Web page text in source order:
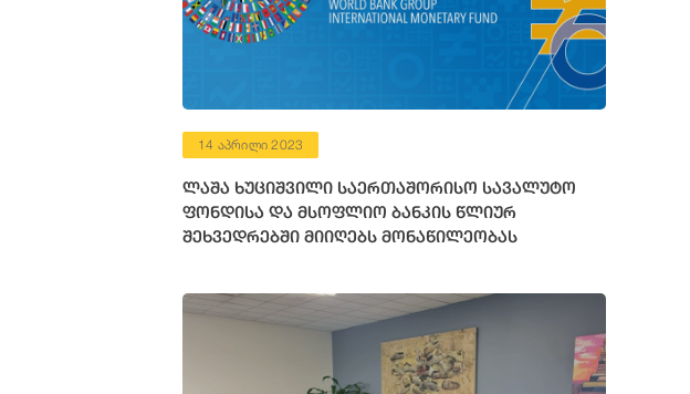
14 აპრილი 2023
ლაშა ხუციშვილი საერთაშორისო სავალუტო
ფონდისა და მსოფლიო ბანკის წლიურ
შეხვედრებში მიიღებს მონაწილეობას